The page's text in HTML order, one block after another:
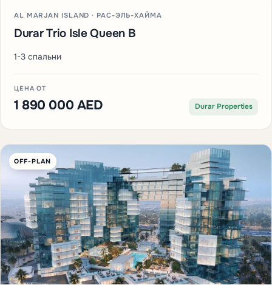
AL MARJAN ISLAND · РАС-ЭЛЬ-ХАЙМА
Durar Trio Isle Queen B
1-3 спальни
ЦЕНА ОТ
1 890 000 AED Durar Properties
OFF-PLAN